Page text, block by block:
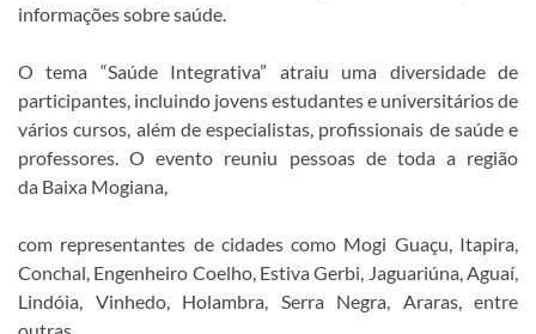
informações sobre saúde.
O tema “Saúde Integrativa” atraiu uma diversidade de
participantes, incluindo jovens estudantes e universitários de
vários cursos, além de especialistas, profissionais de saúde e
professores. O evento reuniu pessoas de toda a região
da Baixa Mogiana,
com representantes de cidades como Mogi Guaçu, Itapira,
Conchal, Engenheiro Coelho, Estiva Gerbi, Jaguariúna, Aguaí,
Lindóia, Vinhedo, Holambra, Serra Negra, Araras, entre